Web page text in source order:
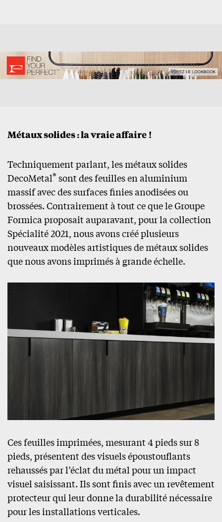
Métaux solides : la vraie affaire !
Techniquement parlant, les métaux solides
DecoMetal® sont des feuilles en aluminium
massif avec des surfaces finies anodisées ou
brossées. Contrairement à tout ce que le Groupe
Formica proposait auparavant, pour la collection
Spécialité 2021, nous avons créé plusieurs
nouveaux modèles artistiques de métaux solides
que nous avons imprimés à grande échelle.
Ces feuilles imprimées, mesurant 4 pieds sur 8
pieds, présentent des visuels époustouflants
rehaussés par l’éclat du métal pour un impact
visuel saisissant. Ils sont finis avec un revêtement
protecteur qui leur donne la durabilité nécessaire
pour les installations verticales.